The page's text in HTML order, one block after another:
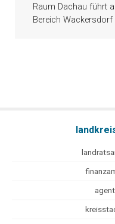
Raum Dachau führt
Bereich Wackersdorf